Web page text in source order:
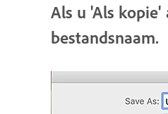
Als u 'Als
bestandsnaam.